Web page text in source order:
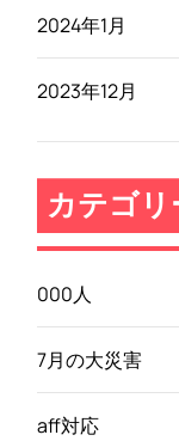
2024年1月
2023年12月
カテゴリ
000人
7月の大災害
aff対応